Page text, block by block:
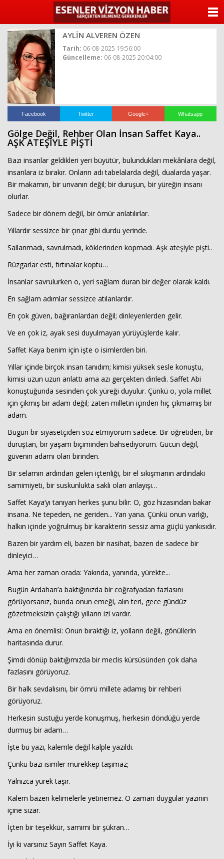
AYLİN ALVEREN ÖZEN
Tarih: 06-08-2025 19:56:00
Güncelleme: 06-08-2025 20:04:00
Facebook Twitter Google+ Whatsapp
Gölge Değil, Rehber Olan İnsan Saffet Kaya..
AŞK ATEŞİYLE PİŞTİ
Bazı insanlar geldikleri yeri büyütür, bulundukları mekânlara değil,
insanlara iz bırakır. Onların adı tabelalarda değil, dualarda yaşar.
Bir makamın, bir unvanın değil; bir duruşun, bir yüreğin insanı
olurlar.
Sadece bir dönem değil, bir ömür anlatılırlar.
Yıllardır sessizce bir çınar gibi durdu yerinde.
Sallanmadı, savrulmadı, köklerinden kopmadı. Aşk ateşiyle pişti..
Rüzgarlar esti, fırtınalar koptu…
İnsanlar savrulurken o, yeri sağlam duran bir değer olarak kaldı.
En sağlam adımlar sessizce atılanlardır.
En çok güven, bağıranlardan değil; dinleyenlerden gelir.
Ve en çok iz, ayak sesi duyulmayan yürüyüşlerde kalır.
Saffet Kaya benim için işte o isimlerden biri.
Yıllar içinde birçok insan tanıdım; kimisi yüksek sesle konuştu,
kimisi uzun uzun anlattı ama azı gerçekten dinledi. Saffet Abi
konuştuğunda sesinden çok yüreği duyulur. Çünkü o, yola millet
için çıkmış bir adam değil; zaten milletin içinden hiç çıkmamış bir
adam.
Bugün bir siyasetçiden söz etmiyorum sadece. Bir öğretiden, bir
duruştan, bir yaşam biçiminden bahsediyorum. Gücün değil,
güvenin adamı olan birinden.
Bir selamın ardından gelen içtenliği, bir el sıkışmanın ardındaki
samimiyeti, bir suskunlukta saklı olan anlayışı…
Saffet Kaya’yı tanıyan herkes şunu bilir: O, göz hizasından bakar
insana. Ne tepeden, ne geriden... Yan yana. Çünkü onun varlığı,
halkın içinde yoğrulmuş bir karakterin sessiz ama güçlü yankısıdır.
Bazen bir yardım eli, bazen bir nasihat, bazen de sadece bir
dinleyici…
Ama her zaman orada: Yakında, yanında, yürekte...
Bugün Ardahan’a baktığınızda bir coğrafyadan fazlasını
görüyorsanız, bunda onun emeği, alın teri, gece gündüz
gözetmeksizin çalıştığı yılların izi vardır.
Ama en önemlisi: Onun bıraktığı iz, yolların değil, gönüllerin
haritasında durur.
Şimdi dönüp baktığımızda bir meclis kürsüsünden çok daha
fazlasını görüyoruz.
Bir halk sevdalısını, bir ömrü millete adamış bir rehberi
görüyoruz.
Herkesin sustuğu yerde konuşmuş, herkesin döndüğü yerde
durmuş bir adam…
İşte bu yazı, kalemle değil kalple yazıldı.
Çünkü bazı isimler mürekkep taşımaz;
Yalnızca yürek taşır.
Kalem bazen kelimelerle yetinemez. O zaman duygular yazının
içine sızar.
İçten bir teşekkür, samimi bir şükran…
İyi ki varsınız Sayın Saffet Kaya.
ANASAYFA
YAZARLAR
VİDEO GALERİ
KÜNYE
İLETİŞİM
Haberin Doğru Adresi.